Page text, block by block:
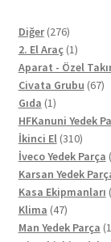
Diğer 276276
ürün
2. El Araç 11
ürün
Aparat - Özel
Civata Grubu 6767
Gıda 11
ürün
HFKanuni Yedek
İkinci El 310310
ürün
İveco Yedek Parça
Karsan Yedek
Kasa Ekipmanları
Klima 4747
ürün
Man Yedek Parça